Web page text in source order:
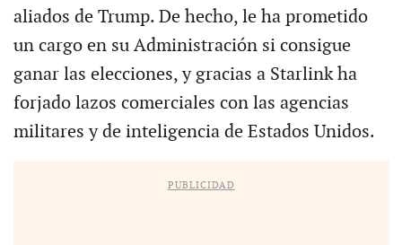
aliados de Trump. De hecho, le ha prometido
un cargo en su Administración si consigue
ganar las elecciones, y gracias a Starlink ha
forjado lazos comerciales con las agencias
militares y de inteligencia de Estados Unidos.
PUBLICIDAD